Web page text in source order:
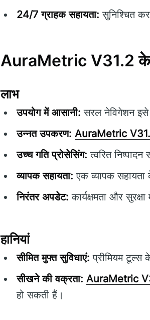
24/7 ग्राहक सहायता: सुनिश्चित
AuraMetric V31.2 के
लाभ
उपयोग में आसानी: सरल नेविगेशन इसे
उन्नत उपकरण: AuraMetric
उच्च गति प्रोसेसिंग: त्वरित
व्यापक सहायता: एक व्यापक
निरंतर अपडेट: कार्यक्षमता और
हानियां
सीमित मुफ्त सुविधाएं: प्रीमियम टूल्स
सीखने की वक्रता: AuraMetric
हो सकती हैं।